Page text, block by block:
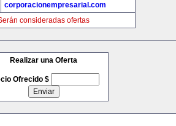
corporacionempresarial.com
consideradas ofertas
Realizar una Oferta
Ofrecido $